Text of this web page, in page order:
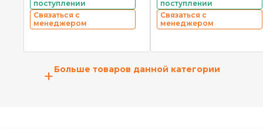
поступлении
Связаться с
менеджером
поступлении
Связаться с
менеджером
+Больше товаров данной категории